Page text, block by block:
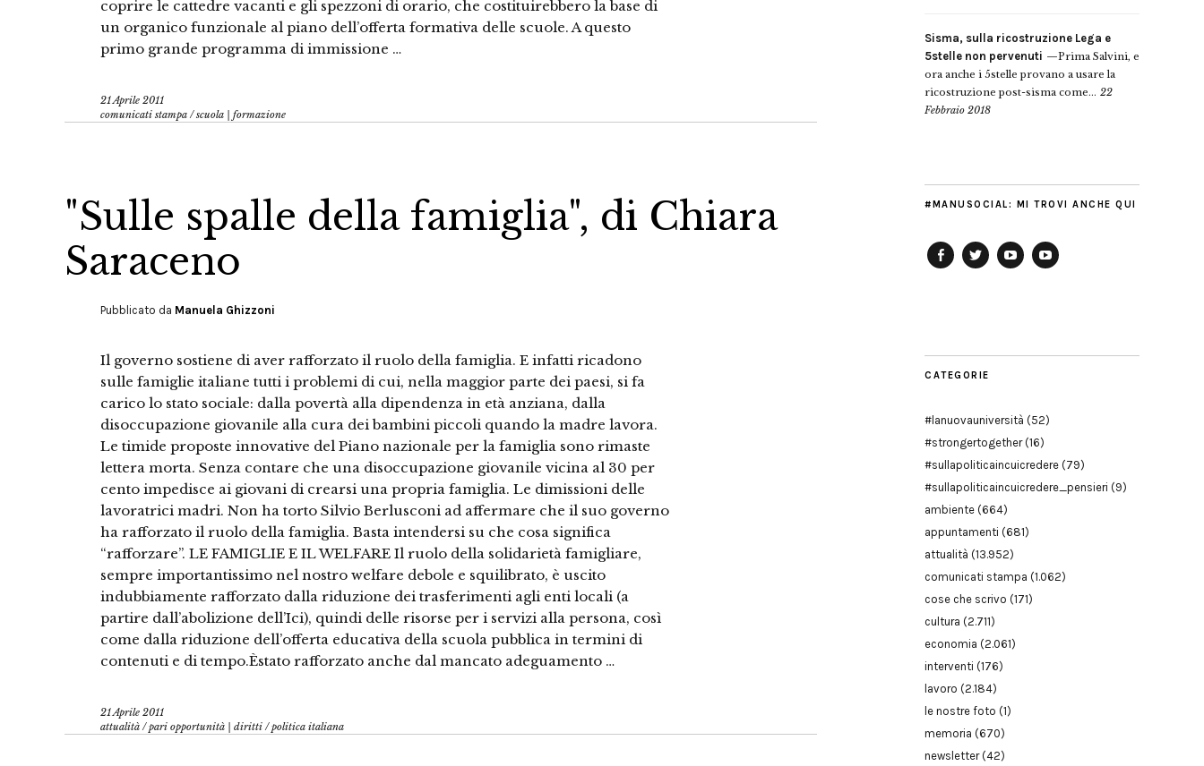
coprire le cattedre vacanti e gli spezzoni di orario, che costituirebbero la base di
un organico funzionale al piano dell’offerta formativa delle scuole. A questo
primo grande programma di immissione …
21 Aprile 2011
comunicati stampa /scuola | formazione
"Sulle spalle della famiglia", di Chiara
Saraceno
Pubblicato da Manuela Ghizzoni
Il governo sostiene di aver rafforzato il ruolo della famiglia. E infatti ricadono
sulle famiglie italiane tutti i problemi di cui, nella maggior parte dei paesi, si fa
carico lo stato sociale: dalla povertà alla dipendenza in età anziana, dalla
disoccupazione giovanile alla cura dei bambini piccoli quando la madre lavora.
Le timide proposte innovative del Piano nazionale per la famiglia sono rimaste
lettera morta. Senza contare che una disoccupazione giovanile vicina al 30 per
cento impedisce ai giovani di crearsi una propria famiglia. Le dimissioni delle
lavoratrici madri. Non ha torto Silvio Berlusconi ad affermare che il suo governo
ha rafforzato il ruolo della famiglia. Basta intendersi su che cosa significa
“rafforzare”. LE FAMIGLIE E IL WELFARE Il ruolo della solidarietà famigliare,
sempre importantissimo nel nostro welfare debole e squilibrato, è uscito
indubbiamente rafforzato dalla riduzione dei trasferimenti agli enti locali (a
partire dall’abolizione dell’Ici), quindi delle risorse per i servizi alla persona, così
come dalla riduzione dell’offerta educativa della scuola pubblica in termini di
contenuti e di tempo.Èstato rafforzato anche dal mancato adeguamento …
21 Aprile 2011
attualità /pari opportunità | diritti /politica italiana
Sisma, sulla ricostruzione Lega e
5stelle non pervenuti
Prima Salvini, e
ora anche i 5stelle provano a usare la
ricostruzione post-sisma come... 22
Febbraio 2018
#MANUSOCIAL: MI TROVI ANCHE QUI
CATEGORIE
#lanuovauniversità (52)
#strongertogether(16)
#sullapoliticaincuicredere (79)
#sullapoliticaincuicredere_pensieri (9)
ambiente (664)
appuntamenti (681)
attualità (13.952)
comunicati stampa (1.062)
cose che scrivo (171)
cultura (2.711)
economia (2.061)
interventi (176)
lavoro (2.184)
le nostre foto (1)
memoria (670)
newsletter(42)